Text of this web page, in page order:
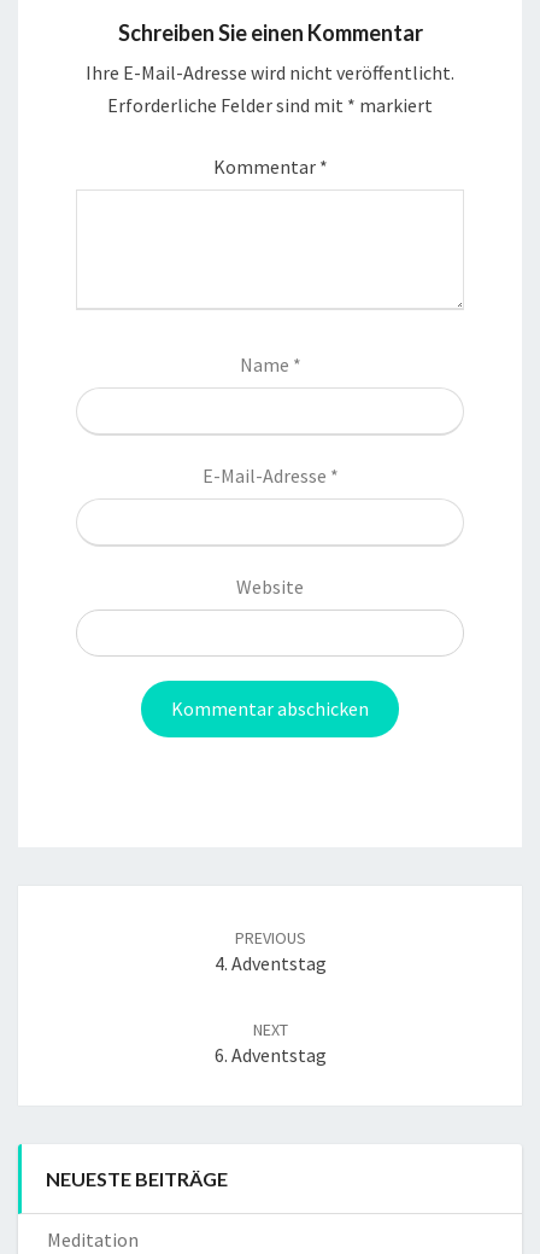
Schreiben Sie einen Kommentar
Ihre E-Mail-Adresse wird nicht veröffentlicht.
Erforderliche Felder sind mit * markiert
Kommentar *
Name *
E-Mail-Adresse *
Website
PREVIOUS
4. Adventstag
NEXT
6. Adventstag
NEUESTE BEITRÄGE
Meditation